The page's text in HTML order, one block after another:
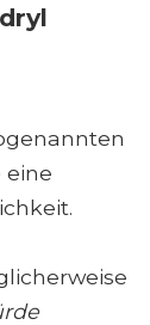
eine